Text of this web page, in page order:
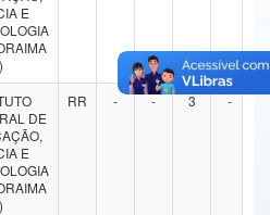
Humanos
E
DE
E
RR - - 3 -